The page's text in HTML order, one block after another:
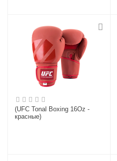
(UFC Tonal Boxing 16Oz -
красные)